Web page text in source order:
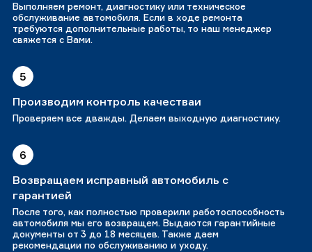
Выполняем ремонт, диагностику или техническое
обслуживание автомобиля. Если в ходе ремонта
требуются дополнительные работы, то наш менеджер
свяжется с Вами.
5
Производим контроль качестваи
Проверяем все дважды. Делаем выходную диагностику.
6
Возвращаем исправный автомобиль с
гарантией
После того, как полностью проверили работоспособность
автомобиля мы его возвращем. Выдаются гарантийные
документы от 3 до 18 месяцев. Также даем
рекомендации по обслуживанию и уходу.